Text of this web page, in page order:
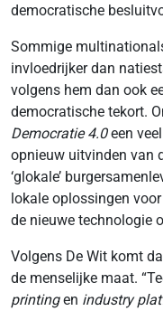
democratische
Sommige
invloedrijker dan
volgens hem dan ook
democratische tekort.
Democratie 4.0een
opnieuw uitvinden van
‘glokale’
lokale oplossingen
de nieuwe technologie
Volgens De Wit komt
de menselijke maat.
printingen industry